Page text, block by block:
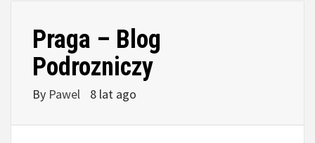
Praga – Blog
Podrozniczy
By Pawel 8 lat ago